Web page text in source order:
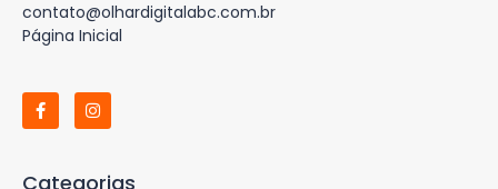
contato@olhardigitalabc.com.br
Página Inicial
Categorias